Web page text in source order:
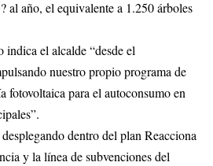
al año, el equivalente a 1.250 árboles
indica el alcalde “desde el
nuestro propio programa de
fotovoltaica para el autoconsumo en
dentro del plan Reacciona
y la línea de subvenciones del